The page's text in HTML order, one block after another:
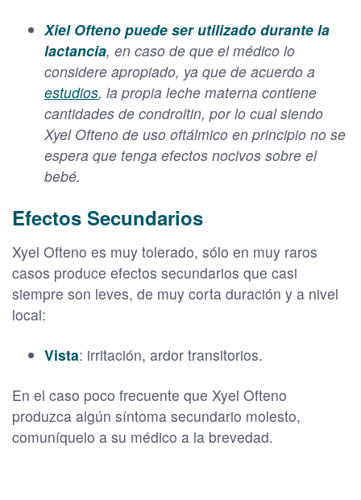
Xiel Ofteno puede ser utilizado durante la
lactancia, en caso de que el médico lo
considere apropiado, ya que de acuerdo a
estudios, la propia leche materna contiene
cantidades de condroitin, por lo cual siendo
Xyel Ofteno de uso oftálmico en principio no se
espera que tenga efectos nocivos sobre el
bebé.
Efectos Secundarios
Xyel Ofteno es muy tolerado, sólo en muy raros
casos produce efectos secundarios que casi
siempre son leves, de muy corta duración y a nivel
local:
Vista: irritación, ardor transitorios.
En el caso poco frecuente que Xyel Ofteno
produzca algún síntoma secundario molesto,
comuníquelo a su médico a la brevedad.